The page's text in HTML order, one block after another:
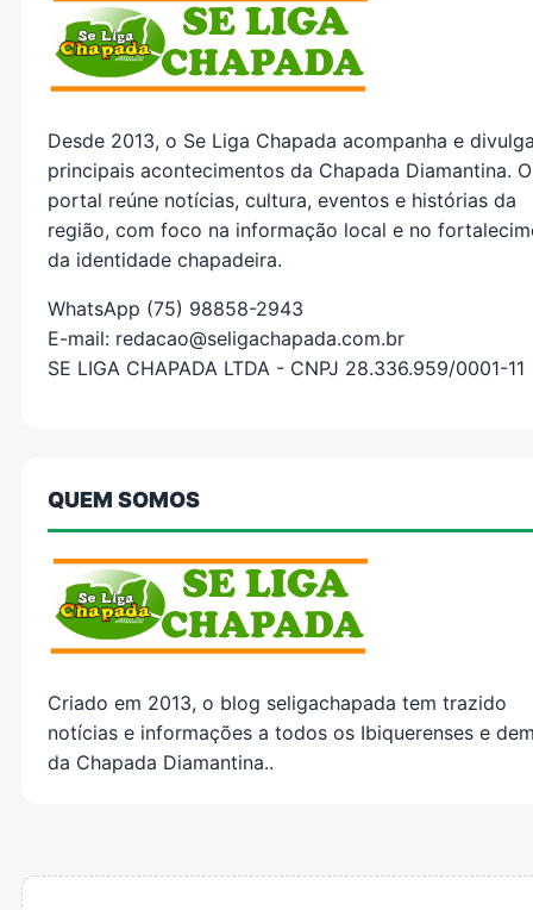
Desde 2013, o Se Liga Chapada acompanha e
principais acontecimentos da Chapada Diamantina. O
portal reúne notícias, cultura, eventos e histórias da
região, com foco na informação local e no
da identidade chapadeira.
WhatsApp (75) 98858-2943
E-mail: redacao@seligachapada.com.br
SE LIGA CHAPADA LTDA - CNPJ 28.336.959/0001-11
QUEM SOMOS
Criado em 2013, o blog seligachapada tem trazido
notícias e informações a todos os Ibiquerenses e
da Chapada Diamantina..